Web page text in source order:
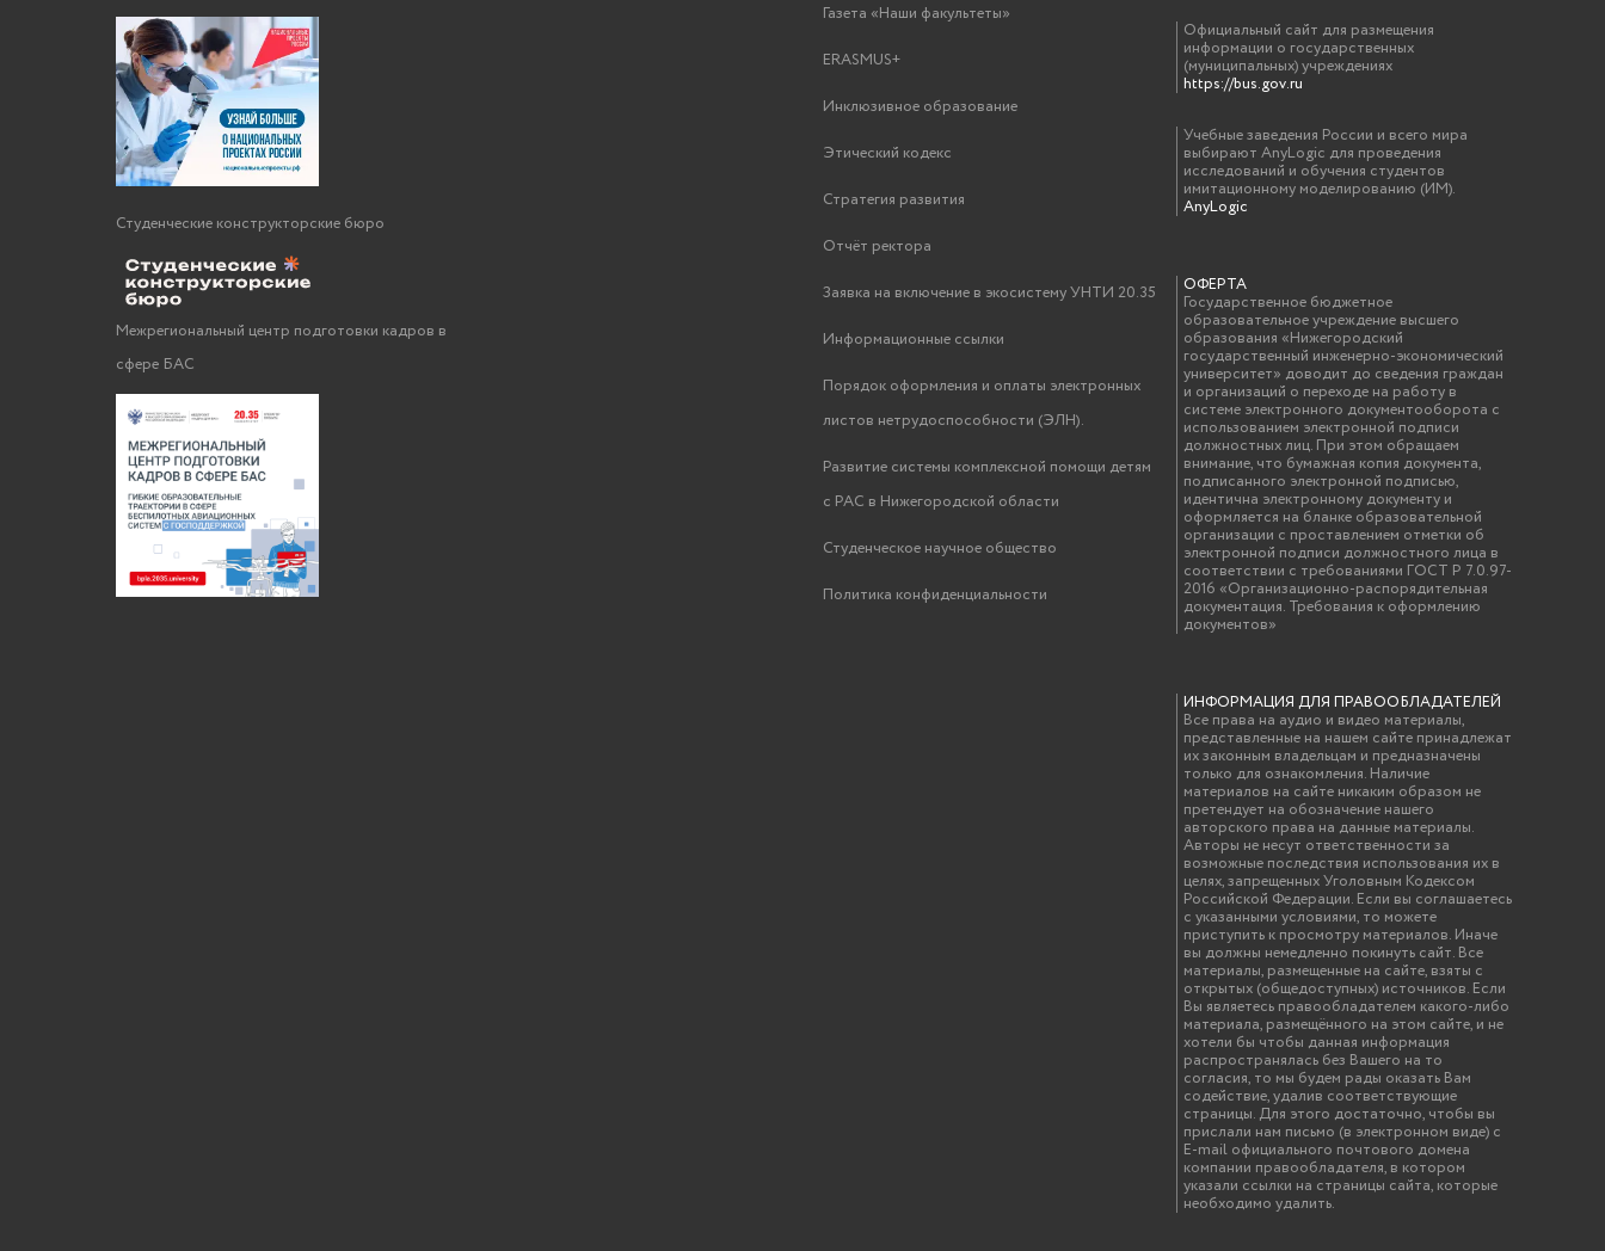
Студенческие конструкторские бюро
Межрегиональный центр подготовки кадров в
сфере БАС
Газета «Наши факультеты»
ERASMUS+
Инклюзивное образование
Этический кодекс
Стратегия развития
Отчёт ректора
Заявка на включение в экосистему УНТИ 20.35
Информационные ссылки
Порядок оформления и оплаты электронных
листов нетрудоспособности (ЭЛН).
Развитие системы комплексной помощи детям
с РАС в Нижегородской области
Студенческое научное общество
Политика конфиденциальности
Официальный сайт для размещения
информации о государственных
(муниципальных) учреждениях
https://bus.gov.ru
Учебные заведения России и всего мира
выбирают AnyLogic для проведения
исследований и обучения студентов
имитационному моделированию (ИМ).
AnyLogic
ОФЕРТА
Государственное бюджетное
образовательное учреждение высшего
образования «Нижегородский
государственный инженерно-экономический
университет» доводит до сведения граждан
и организаций о переходе на работу в
системе электронного документооборота с
использованием электронной подписи
должностных лиц. При этом обращаем
внимание, что бумажная копия документа,
подписанного электронной подписью,
идентична электронному документу и
оформляется на бланке образовательной
организации с проставлением отметки об
электронной подписи должностного лица в
соответствии с требованиями ГОСТ Р 7.0.97-
2016 «Организационно-распорядительная
документация. Требования к оформлению
документов»
ИНФОРМАЦИЯ ДЛЯ ПРАВООБЛАДАТЕЛЕЙ
Все права на аудио и видео материалы,
представленные на нашем сайте принадлежат
их законным владельцам и предназначены
только для ознакомления. Наличие
материалов на сайте никаким образом не
претендует на обозначение нашего
авторского права на данные материалы.
Авторы не несут ответственности за
возможные последствия использования их в
целях, запрещенных Уголовным Кодексом
Российской Федерации. Если вы соглашаетесь
с указанными условиями, то можете
приступить к просмотру материалов. Иначе
вы должны немедленно покинуть сайт. Все
материалы, размещенные на сайте, взяты с
открытых (общедоступных) источников. Если
Вы являетесь правообладателем какого-либо
материала, размещённого на этом сайте, и не
хотели бы чтобы данная информация
распространялась без Вашего на то
согласия, то мы будем рады оказать Вам
содействие, удалив соответствующие
страницы. Для этого достаточно, чтобы вы
прислали нам письмо (в электронном виде) с
E-mail официального почтового домена
компании правообладателя, в котором
указали ссылки на страницы сайта, которые
необходимо удалить.